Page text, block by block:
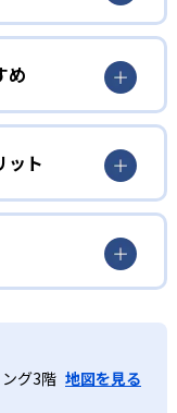
像授業
も240種類以上あ
にとらわれずに、
ともメリット
せることで合格
る。
に定期的に「学力
容が定着してい
度を把握するこ
め
したい生徒向け
ため、自分のス
できる。
活動が忙しい時
ット
？
・祝も18時頃ま
わせた通塾できる
習計画や受験戦
最大限に活かし
合格実績を公式
グ3階 地図を見る